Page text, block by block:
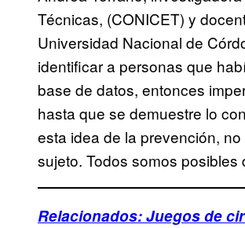
Técnicas, (CONICET) y
Universidad Nacional de
identificar a personas que
base de datos, entonces
hasta que se demuestre lo
esta idea de la prevención,
sujeto. Todos somos posibles
Relacionados: Juegos de